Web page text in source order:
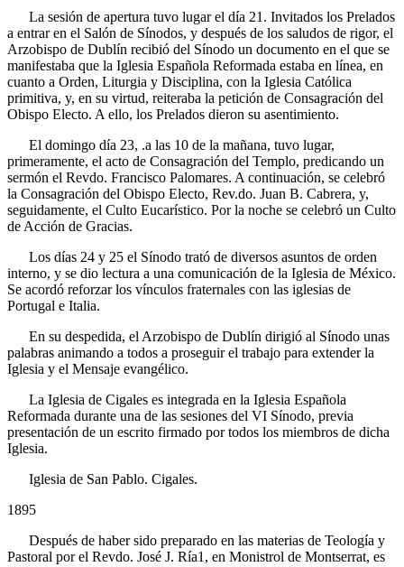
La sesión de apertura tuvo lugar el día 21. Invitados los Prelados
a entrar en el Salón de Sínodos, y después de los saludos de rigor, el
Arzobispo de Dublín recibió del Sínodo un documento en el que se
manifestaba que la Iglesia Española Reformada estaba en línea, en
cuanto a Orden, Liturgia y Disciplina, con la Iglesia Católica
primitiva, y, en su virtud, reiteraba la petición de Consagración del
Obispo Electo. A ello, los Prelados dieron su asentimiento.
El domingo día 23, .a las 10 de la mañana, tuvo lugar,
primeramente, el acto de Consagración del Templo, predicando un
sermón el Revdo. Francisco Palomares. A continuación, se celebró
la Consagración del Obispo Electo, Rev.do. Juan B. Cabrera, y,
seguidamente, el Culto Eucarístico. Por la noche se celebró un Culto
de Acción de Gracias.
Los días 24 y 25 el Sínodo trató de diversos asuntos de orden
interno, y se dio lectura a una comunicación de la Iglesia de México.
Se acordó reforzar los vínculos fraternales con las iglesias de
Portugal e Italia.
En su despedida, el Arzobispo de Dublín dirigió al Sínodo unas
palabras animando a todos a proseguir el trabajo para extender la
Iglesia y el Mensaje evangélico.
La Iglesia de Cigales es integrada en la Iglesia Española
Reformada durante una de las sesiones del VI Sínodo, previa
presentación de un escrito firmado por todos los miembros de dicha
Iglesia.
Iglesia de San Pablo. Cigales.
1895
Después de haber sido preparado en las materias de Teología y
Pastoral por el Revdo. José J. Ría1, en Monistrol de Montserrat, es